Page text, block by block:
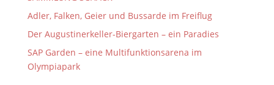
Adler, Falken, Geier und Bussarde im Freiflug
Der Augustinerkeller-Biergarten – ein Paradies
SAP Garden – eine Multifunktionsarena im
Olympiapark